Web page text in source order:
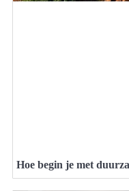
Hoe begin je met